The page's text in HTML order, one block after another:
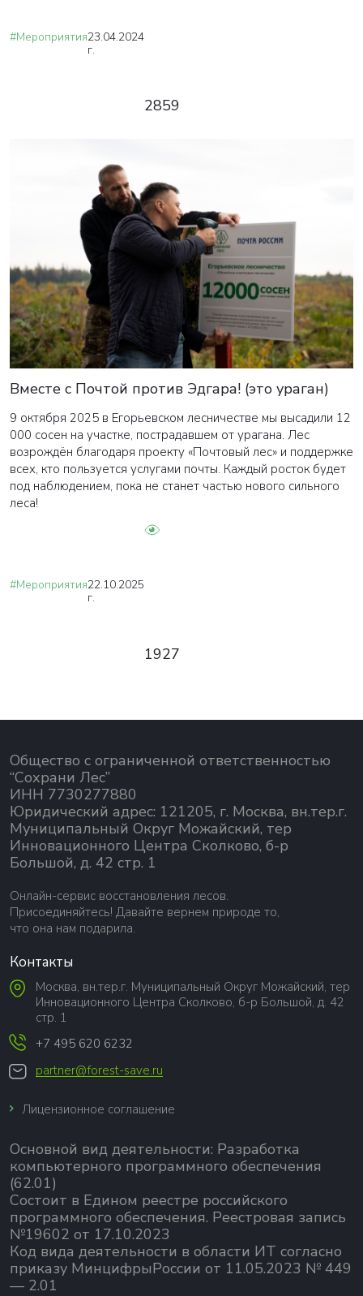
#Мероприятия23.04.2024
г.
2859
Вместе с Почтой против Эдгара! (это ураган)
9 октября 2025 в Егорьевском лесничестве мы высадили 12
000 сосен на участке, пострадавшем от урагана. Лес
возрождён благодаря проекту «Почтовый лес» и поддержке
всех, кто пользуется услугами почты. Каждый росток будет
под наблюдением, пока не станет частью нового сильного
леса!
#Мероприятия22.10.2025
г.
1927
Общество с ограниченной ответственностью
“Сохрани Лес”
ИНН 7730277880
Юридический адрес: 121205, г. Москва, вн.тер.г.
Муниципальный Округ Можайский, тер
Инновационного Центра Сколково, б-р
Большой, д. 42 стр. 1
Онлайн-сервис восстановления лесов.
Присоединяйтесь! Давайте вернем природе то,
что она нам подарила.
Контакты
Москва, вн.тер.г. Муниципальный Округ Можайский, тер
Инновационного Центра Сколково, б-р Большой, д. 42
стр. 1
+7 495 620 6232
partner@forest-save.ru
Лицензионное соглашение
Основной вид деятельности: Разработка
компьютерного программного обеспечения
(62.01)
Состоит в Едином реестре российского
программного обеспечения. Реестровая запись
№19602 от 17.10.2023
Код вида деятельности в области ИТ согласно
приказу МинцифрыРоссии от 11.05.2023 № 449
— 2.01